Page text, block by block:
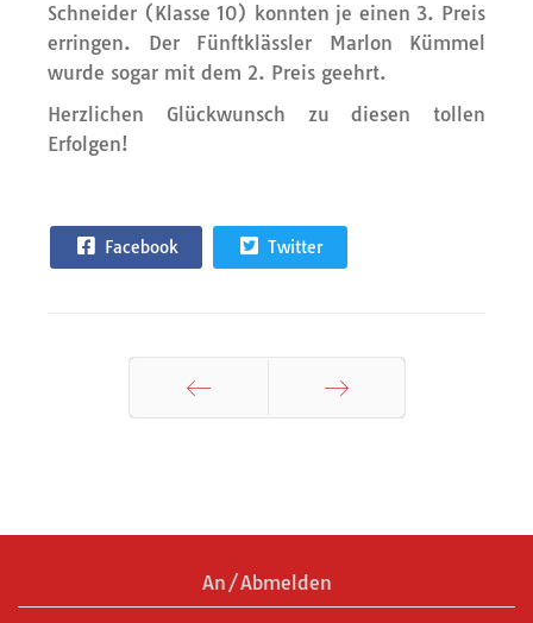
Schneider (Klasse 10) konnten je einen 3. Preis
erringen. Der Fünftklässler Marlon Kümmel
wurde sogar mit dem 2. Preis geehrt.
Herzlichen Glückwunsch zu diesen tollen
Erfolgen!
Facebook Twitter
An/Abmelden